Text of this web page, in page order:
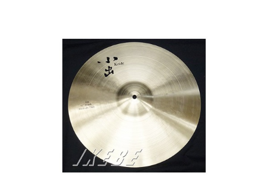
キーボード 電子ピアノ
その他楽器